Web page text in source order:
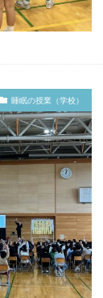
睡眠の授業（学校）